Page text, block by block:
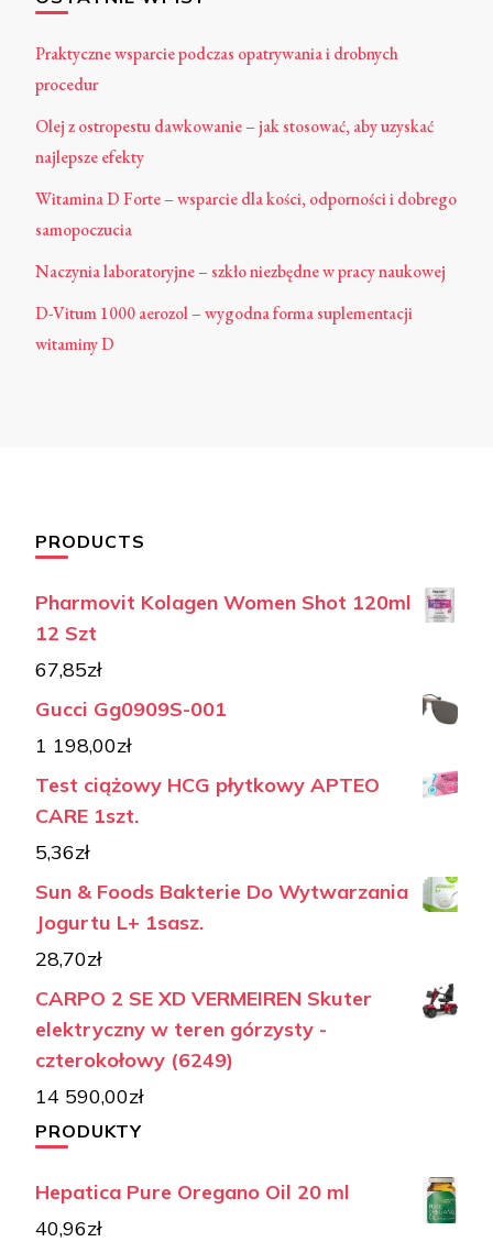
Praktyczne wsparcie podczas opatrywania i drobnych
procedur
Olej z ostropestu dawkowanie – jak stosować, aby uzyskać
najlepsze efekty
Witamina D Forte – wsparcie dla kości, odporności i dobrego
samopoczucia
Naczynia laboratoryjne – szkło niezbędne w pracy naukowej
D-Vitum 1000 aerozol – wygodna forma suplementacji
witaminy D
PRODUCTS
Pharmovit Kolagen Women Shot 120ml
12 Szt
67,85zł
Gucci Gg0909S-001
1 198,00zł
Test ciążowy HCG płytkowy APTEO
CARE 1szt.
5,36zł
Sun & Foods Bakterie Do Wytwarzania
Jogurtu L+ 1sasz.
28,70zł
CARPO 2 SE XD VERMEIREN Skuter
elektryczny w teren górzysty -
czterokołowy (6249)
14 590,00zł
PRODUKTY
Hepatica Pure Oregano Oil 20 ml
40,96zł